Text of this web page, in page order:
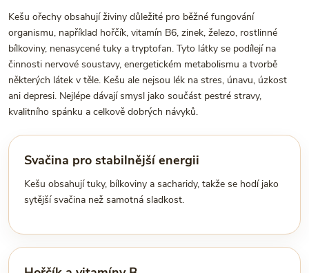
Kešu ořechy obsahují živiny důležité pro běžné fungování
organismu, například hořčík, vitamín B6, zinek, železo, rostlinné
bílkoviny, nenasycené tuky a tryptofan. Tyto látky se podílejí na
činnosti nervové soustavy, energetickém metabolismu a tvorbě
některých látek v těle. Kešu ale nejsou lék na stres, únavu, úzkost
ani depresi. Nejlépe dávají smysl jako součást pestré stravy,
kvalitního spánku a celkově dobrých návyků.
Svačina pro stabilnější energii
Kešu obsahují tuky, bílkoviny a sacharidy, takže se hodí jako
sytější svačina než samotná sladkost.